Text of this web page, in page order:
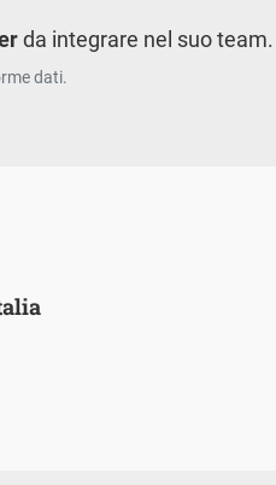
da integrare nel suo team.
dati.